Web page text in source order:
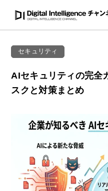
セキュリティ
AIセキュリティの完全
スクと対策まとめ